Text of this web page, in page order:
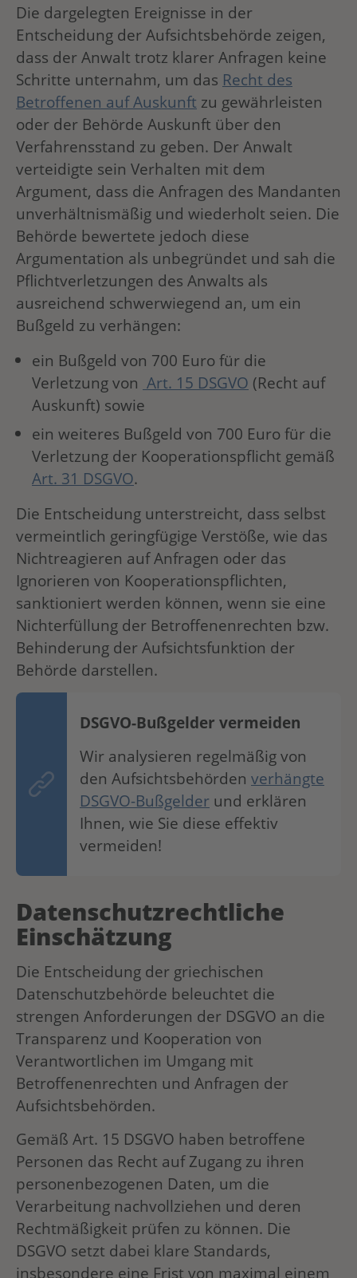
Die dargelegten Ereignisse in der
Entscheidung der Aufsichtsbehörde zeigen,
dass der Anwalt trotz klarer Anfragen keine
Schritte unternahm, um das Recht des
Betroffenen auf Auskunft zu gewährleisten
oder der Behörde Auskunft über den
Verfahrensstand zu geben. Der Anwalt
verteidigte sein Verhalten mit dem
Argument, dass die Anfragen des Mandanten
unverhältnismäßig und wiederholt seien. Die
Behörde bewertete jedoch diese
Argumentation als unbegründet und sah die
Pflichtverletzungen des Anwalts als
ausreichend schwerwiegend an, um ein
Bußgeld zu verhängen:
ein Bußgeld von 700 Euro für die
Verletzung von Art. 15 DSGVO (Recht auf
Auskunft) sowie
ein weiteres Bußgeld von 700 Euro für die
Verletzung der Kooperationspflicht gemäß
Art. 31 DSGVO.
Die Entscheidung unterstreicht, dass selbst
vermeintlich geringfügige Verstöße, wie das
Nichtreagieren auf Anfragen oder das
Ignorieren von Kooperationspflichten,
sanktioniert werden können, wenn sie eine
Nichterfüllung der Betroffenenrechten bzw.
Behinderung der Aufsichtsfunktion der
Behörde darstellen.
DSGVO-Bußgelder vermeiden
Wir analysieren regelmäßig von
den Aufsichtsbehörden verhängte
DSGVO-Bußgelder und erklären
Ihnen, wie Sie diese effektiv
vermeiden!
Datenschutzrechtliche
Einschätzung
Die Entscheidung der griechischen
Datenschutzbehörde beleuchtet die
strengen Anforderungen der DSGVO an die
Transparenz und Kooperation von
Verantwortlichen im Umgang mit
Betroffenenrechten und Anfragen der
Aufsichtsbehörden.
Gemäß Art. 15 DSGVO haben betroffene
Personen das Recht auf Zugang zu ihren
personenbezogenen Daten, um die
Verarbeitung nachvollziehen und deren
Rechtmäßigkeit prüfen zu können. Die
DSGVO setzt dabei klare Standards,
insbesondere eine Frist von maximal einem